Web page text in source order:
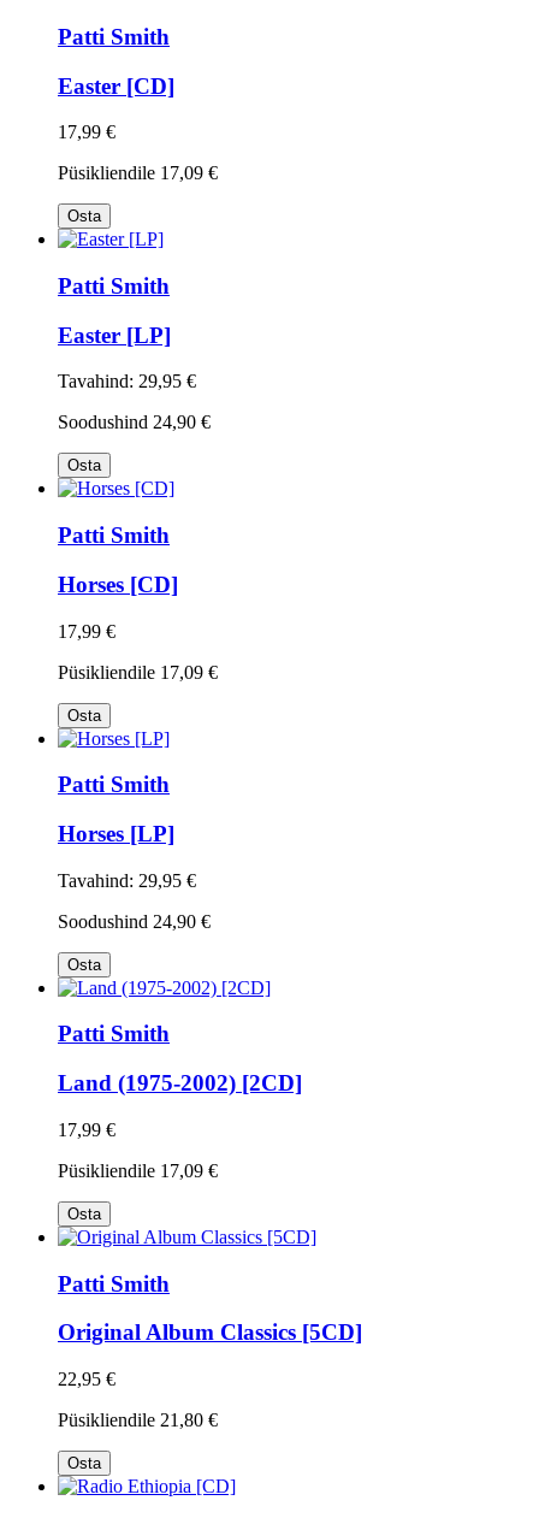
Patti Smith
Easter [CD]
17,99 €
Püsikliendile 17,09 €
Osta
Patti Smith
Easter [LP]
Tavahind: 29,95 €
Soodushind 24,90 €
Osta
Patti Smith
Horses [CD]
17,99 €
Püsikliendile 17,09 €
Osta
Patti Smith
Horses [LP]
Tavahind: 29,95 €
Soodushind 24,90 €
Osta
Patti Smith
Land (1975-2002) [2CD]
17,99 €
Püsikliendile 17,09 €
Osta
Patti Smith
Original Album Classics [5CD]
22,95 €
Püsikliendile 21,80 €
Osta